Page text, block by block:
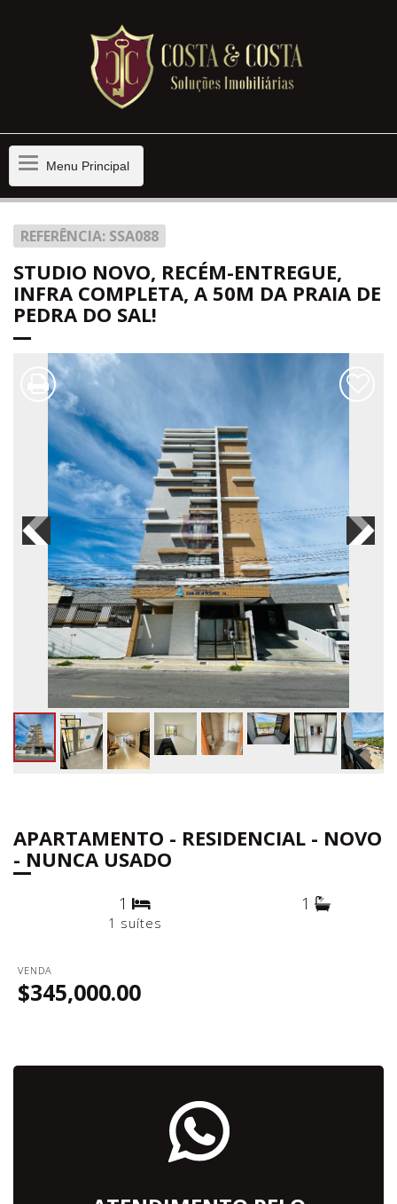
MenuMenu Principal
REFERÊNCIA: SSA088
STUDIO NOVO, RECÉM-ENTREGUE,
INFRA COMPLETA, A 50M DA PRAIA DE
PEDRA DO SAL!
APARTAMENTO - RESIDENCIAL - NOVO
- NUNCA USADO
1
1 suítes
1
VENDA
$345,000.00